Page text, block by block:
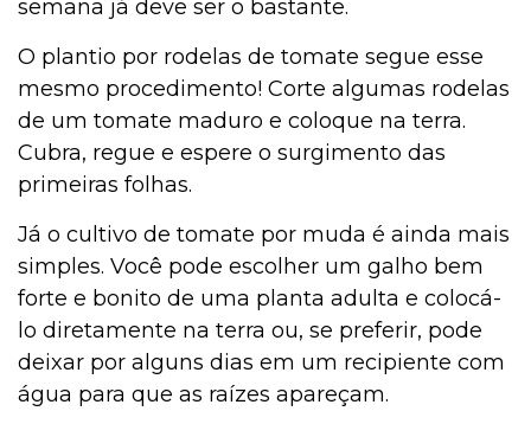
semana já deve ser o bastante.
O plantio por rodelas de tomate segue esse
mesmo procedimento! Corte algumas rodelas
de um tomate maduro e coloque na terra.
Cubra, regue e espere o surgimento das
primeiras folhas.
Já o cultivo de tomate por muda é ainda mais
simples. Você pode escolher um galho bem
forte e bonito de uma planta adulta e colocá-
lo diretamente na terra ou, se preferir, pode
deixar por alguns dias em um recipiente com
água para que as raízes apareçam.